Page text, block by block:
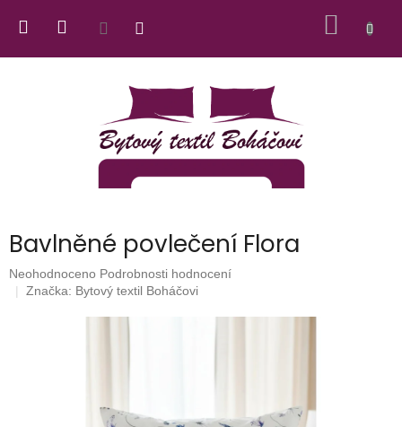
Bavlněné povlečení Flora
Průměrné
hodnocení
Neohodnoceno Podrobnosti hodnocení
Značka: Bytový textil Boháčovi